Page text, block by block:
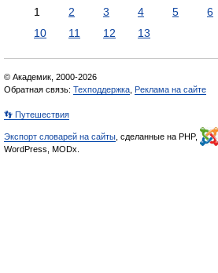
1 2 3 4 5 6
10
11 12 13
© Академик, 2000-2026
Обратная связь: Техподдержка Реклама на сайте
👣 Путешествия
Экспорт словарей на сайты , сделанные на PHP,
WordPress, MODx.